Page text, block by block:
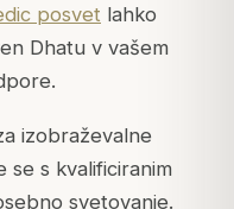
posvet lahko
Dhatu v vašem
izobraževalne
se s kvalificiranim
svetovanje.